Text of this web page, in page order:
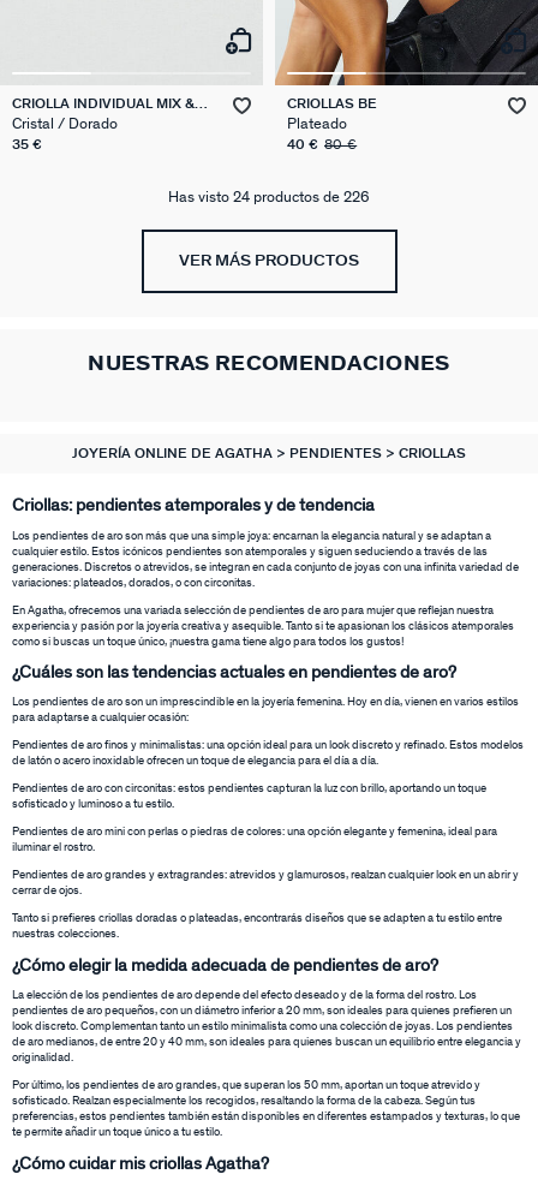
CRIOLLA INDIVIDUAL MIX &
MATCH
Cristal / Dorado
35 €
CRIOLLAS BE
Plateado
40 € 80 €
Has visto 24 productos de 226
VER MÁS PRODUCTOS
NUESTRAS RECOMENDACIONES
JOYERÍA ONLINE DE AGATHA PENDIENTES CRIOLLAS
Criollas: pendientes atemporales y de tendencia
Los pendientes de aro son más que una simple joya: encarnan la elegancia natural y se adaptan a
cualquier estilo. Estos icónicos pendientes son atemporales y siguen seduciendo a través de las
generaciones. Discretos o atrevidos, se integran en cada conjunto de joyas con una infinita variedad de
variaciones: plateados, dorados, o con circonitas.
En Agatha, ofrecemos una variada selección de pendientes de aro para mujer que reflejan nuestra
experiencia y pasión por la joyería creativa y asequible. Tanto si te apasionan los clásicos atemporales
como si buscas un toque único, ¡nuestra gama tiene algo para todos los gustos!
¿Cuáles son las tendencias actuales en pendientes de aro?
Los pendientes de aro son un imprescindible en la joyería femenina. Hoy en día, vienen en varios estilos
para adaptarse a cualquier ocasión:
Pendientes de aro finos y minimalistas: una opción ideal para un look discreto y refinado. Estos modelos
de latón o acero inoxidable ofrecen un toque de elegancia para el día a día.
Pendientes de aro con circonitas: estos pendientes capturan la luz con brillo, aportando un toque
sofisticado y luminoso a tu estilo.
Pendientes de aro mini con perlas o piedras de colores: una opción elegante y femenina, ideal para
iluminar el rostro.
Pendientes de aro grandes y extragrandes: atrevidos y glamurosos, realzan cualquier look en un abrir y
cerrar de ojos.
Tanto si prefieres criollas doradas o plateadas, encontrarás diseños que se adapten a tu estilo entre
nuestras colecciones.
¿Cómo elegir la medida adecuada de pendientes de aro?
La elección de los pendientes de aro depende del efecto deseado y de la forma del rostro. Los
pendientes de aro pequeños, con un diámetro inferior a 20 mm, son ideales para quienes prefieren un
look discreto. Complementan tanto un estilo minimalista como una colección de joyas. Los pendientes
de aro medianos, de entre 20 y 40 mm, son ideales para quienes buscan un equilibrio entre elegancia y
originalidad.
Por último, los pendientes de aro grandes, que superan los 50 mm, aportan un toque atrevido y
sofisticado. Realzan especialmente los recogidos, resaltando la forma de la cabeza. Según tus
preferencias, estos pendientes también están disponibles en diferentes estampados y texturas, lo que
te permite añadir un toque único a tu estilo.
¿Cómo cuidar mis criollas Agatha?